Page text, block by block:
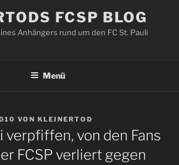
FCSP BLOG
Anhängers rund um den FC St. Pauli
Menü
VON KLEINERTOD
verpfiffen, von den Fans
FCSP verliert gegen